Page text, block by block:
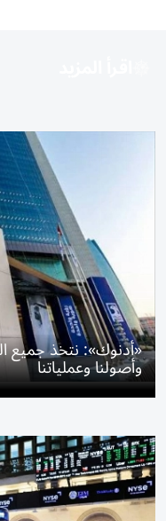
«أدنوك»: نتخذ جميع
وأصولنا وعملياتنا